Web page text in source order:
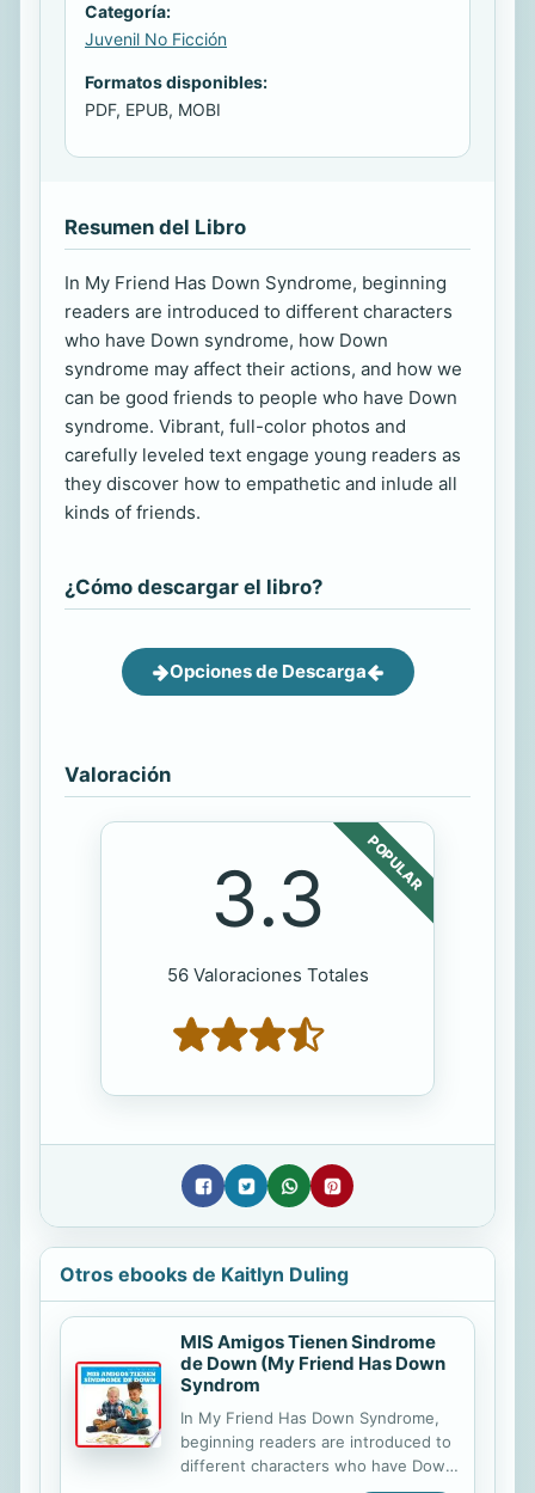
Categoría:
Juvenil No Ficción
Formatos disponibles:
PDF, EPUB, MOBI
Resumen del Libro
In My Friend Has Down Syndrome, beginning
readers are introduced to different characters
who have Down syndrome, how Down
syndrome may affect their actions, and how we
can be good friends to people who have Down
syndrome. Vibrant, full-color photos and
carefully leveled text engage young readers as
they discover how to empathetic and inlude all
kinds of friends.
¿Cómo descargar el libro?
Opciones de Descarga
Valoración
POPULAR
3.3
56 Valoraciones Totales
Otros ebooks de Kaitlyn Duling
MIS Amigos Tienen Sindrome
de Down (My Friend Has Down
Syndrom
In My Friend Has Down Syndrome,
beginning readers are introduced to
different characters who have Down